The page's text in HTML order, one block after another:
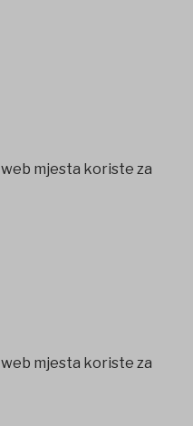
mjesta koriste za
mjesta koriste za